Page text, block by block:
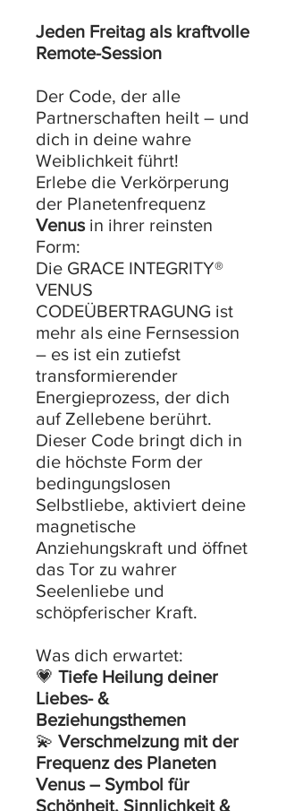
Jeden Freitag als kraftvolle
Remote-Session
Der Code, der alle
Partnerschaften heilt – und
dich in deine wahre
Weiblichkeit führt!
Erlebe die Verkörperung
der Planetenfrequenz
Venusin ihrer reinsten
Form:
Die GRACE INTEGRITY®
VENUS
CODEÜBERTRAGUNG ist
mehr als eine Fernsession
– es ist ein zutiefst
transformierender
Energieprozess, der dich
auf Zellebene berührt.
Dieser Code bringt dich in
die höchste Form der
bedingungslosen
Selbstliebe, aktiviert deine
magnetische
Anziehungskraft und öffnet
das Tor zu wahrer
Seelenliebe und
schöpferischer Kraft.
Was dich erwartet:
💗 Tiefe Heilung deiner
Liebes- &
Beziehungsthemen
💫 Verschmelzung mit der
Frequenz des Planeten
Venus – Symbol für
Schönheit, Sinnlichkeit &